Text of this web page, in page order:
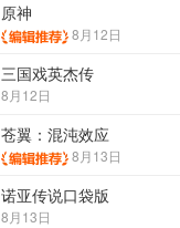
原神
8月12日
三国戏英杰传
8月12日
苍翼：混沌效应
8月13日
诺亚传说口袋版
8月13日